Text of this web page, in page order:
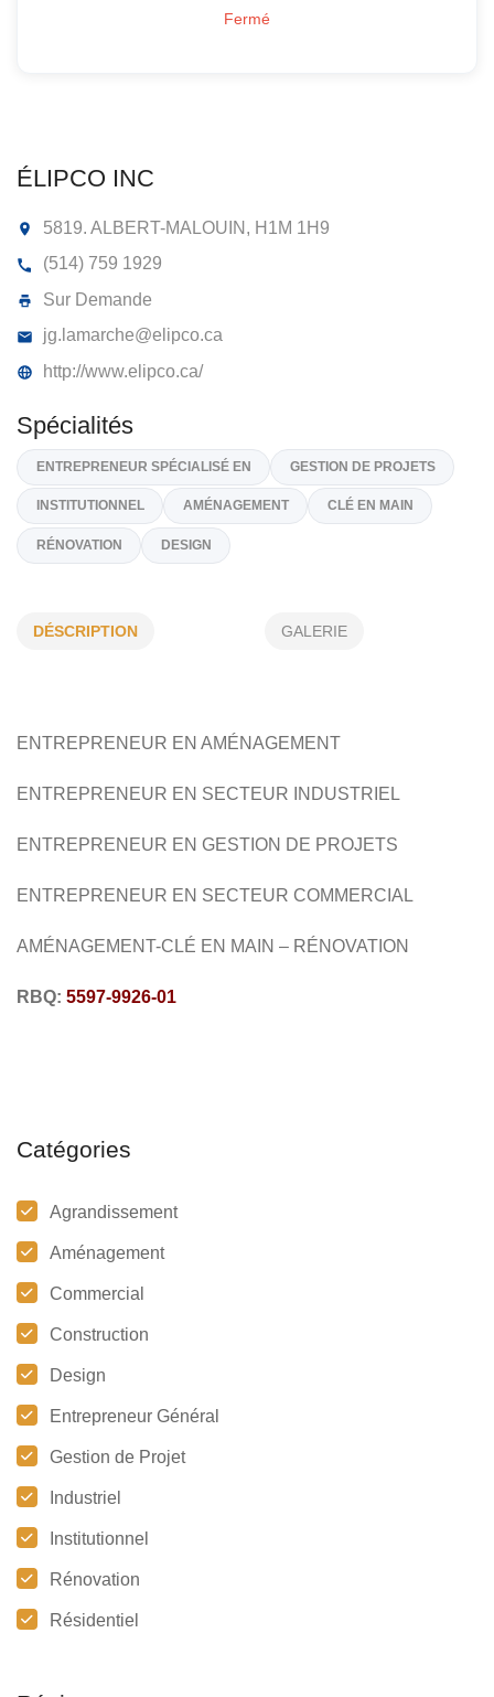
ÉLIPCO INC
(514) 759 1929
jg.lamarche@elipco.ca
http://www.elipco.ca/
Spécialités
RÉNOVATION DESIGN
DÉSCRIPTION GALERIE
ENTREPRENEUR EN AMÉNAGEMENT
ENTREPRENEUR EN SECTEUR INDUSTRIEL
ENTREPRENEUR EN GESTION DE PROJETS
ENTREPRENEUR EN SECTEUR COMMERCIAL
AMÉNAGEMENT-CLÉ EN MAIN – RÉNOVATION
RBQ: 5597-9926-01
Catégories
Agrandissement
Aménagement
Commercial
Construction
Design
Entrepreneur Général
Gestion de Projet
Industriel
Institutionnel
Rénovation
Résidentiel
Fermé